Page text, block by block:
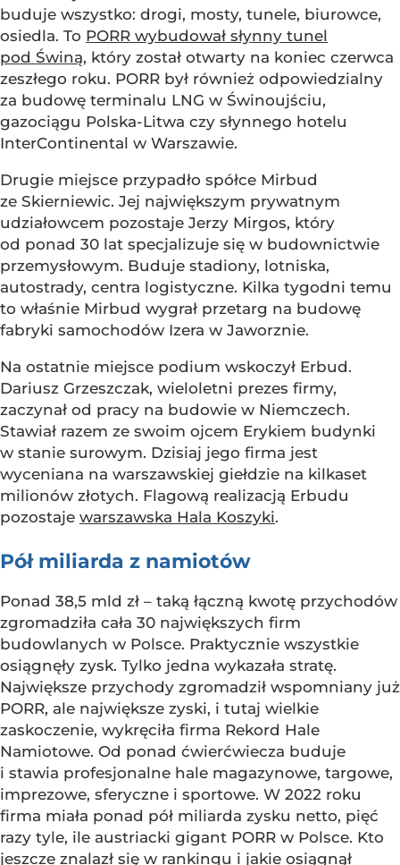
buduje wszystko: drogi, mosty, tunele, biurowce,
osiedla. To PORR wybudował słynny tunel
pod Świną, który został otwarty na koniec czerwca
zeszłego roku. PORR był również odpowiedzialny
za budowę terminalu LNG w Świnoujściu,
gazociągu Polska-Litwa czy słynnego hotelu
InterContinental w Warszawie.
Drugie miejsce przypadło spółce Mirbud
ze Skierniewic. Jej największym prywatnym
udziałowcem pozostaje Jerzy Mirgos, który
od ponad 30 lat specjalizuje się w budownictwie
przemysłowym. Buduje stadiony, lotniska,
autostrady, centra logistyczne. Kilka tygodni temu
to właśnie Mirbud wygrał przetarg na budowę
fabryki samochodów Izera w Jaworznie.
Na ostatnie miejsce podium wskoczył Erbud.
Dariusz Grzeszczak, wieloletni prezes firmy,
zaczynał od pracy na budowie w Niemczech.
Stawiał razem ze swoim ojcem Erykiem budynki
w stanie surowym. Dzisiaj jego firma jest
wyceniana na warszawskiej giełdzie na kilkaset
milionów złotych. Flagową realizacją Erbudu
pozostaje warszawska Hala Koszyki.
Pół miliarda z namiotów
Ponad 38,5 mld zł – taką łączną kwotę przychodów
zgromadziła cała 30 największych firm
budowlanych w Polsce. Praktycznie wszystkie
osiągnęły zysk. Tylko jedna wykazała stratę.
Największe przychody zgromadził wspomniany już
PORR, ale największe zyski, i tutaj wielkie
zaskoczenie, wykręciła firma Rekord Hale
Namiotowe. Od ponad ćwierćwiecza buduje
i stawia profesjonalne hale magazynowe, targowe,
imprezowe, sferyczne i sportowe. W 2022 roku
firma miała ponad pół miliarda zysku netto, pięć
razy tyle, ile austriacki gigant PORR w Polsce. Kto
jeszcze znalazł się w rankingu i jakie osiągnął